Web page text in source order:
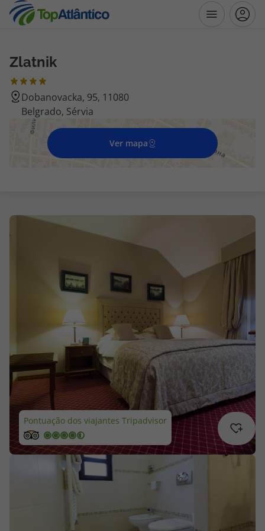
Destinos
Voos
Hotéis
Voos + Hotel
Disneyland ® Paris
Cruzeiros
Promoções
Especialistas
Cheque Viagem
Rede de Lojas
Blog TopViagens
Zlatnik
Dobanovacka, 95, 11080
Belgrado, Sérvia
Ver mapa
Pontuação dos viajantes Tripadvisor